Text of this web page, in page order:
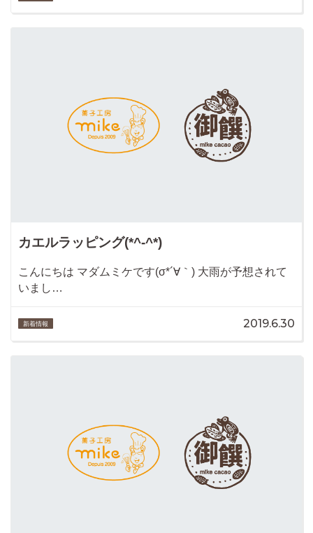
カエルラッピング(*^-^*)
こんにちは マダムミケです(σ*´∀｀) 大雨が予想されて
いまし…
新着情報 2019.6.30